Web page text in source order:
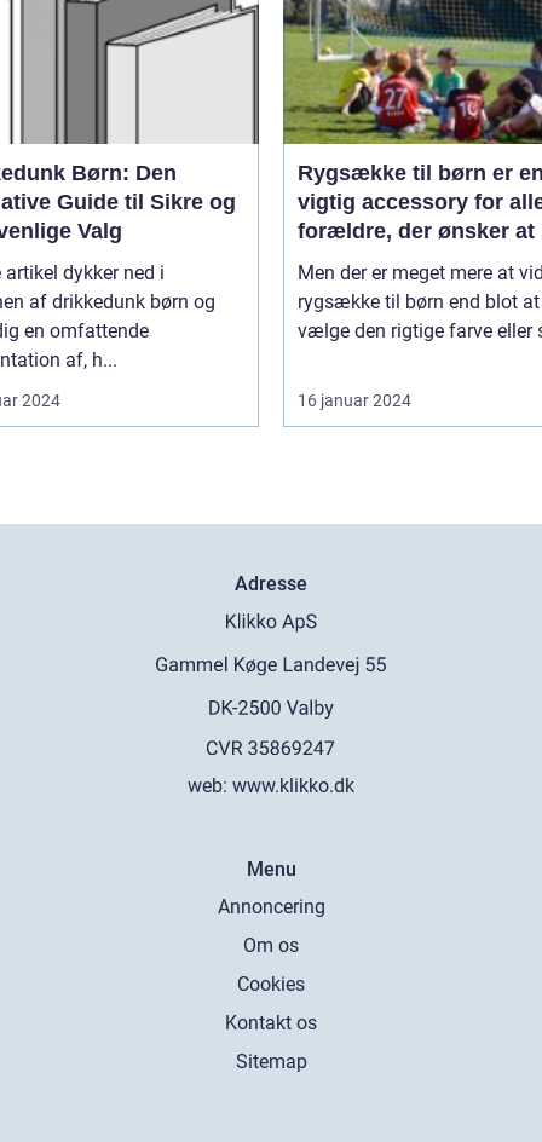
Børn: Den
Guide til Sikre og
Valg
artikel dykker ned i
af drikkedunk børn og
en omfattende
af, h...
2024
Rygsække til børn er
vigtig accessory for
forældre, der ønsker at
deres barns komfort og
sikkerhed, især når de
farten
Men der er meget mere at
rygsække til børn end blot at
vælge den rigtige farve eller
16 januar 2024
Adresse
web: www.klikko.dk
Menu
Annoncering
Om os
Cookies
Kontakt os
Sitemap